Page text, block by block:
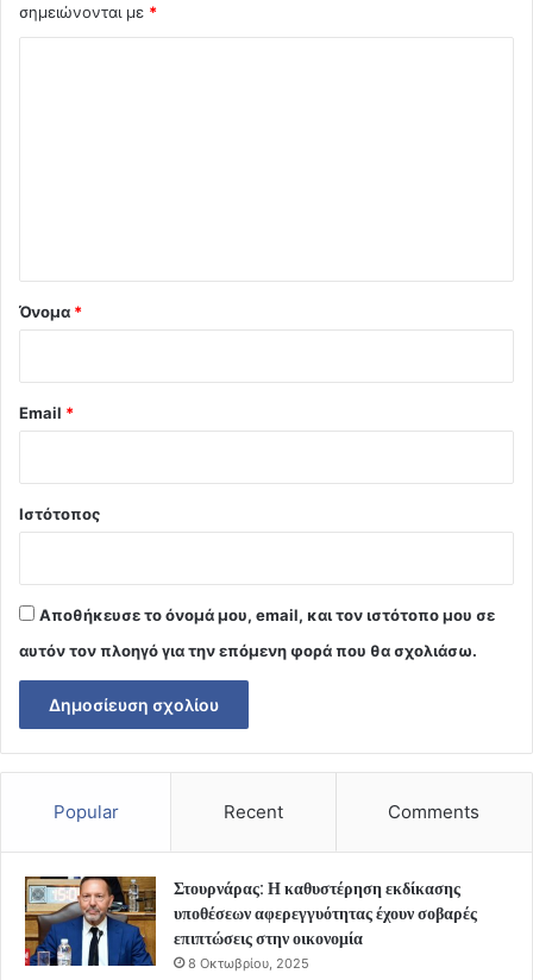
σημειώνονται με *
Όνομα *
Email *
Ιστότοπος
Αποθήκευσε το όνομά μου, email, και τον ιστότοπο μου σε
αυτόν τον πλοηγό για την επόμενη φορά που θα σχολιάσω.
Popular Recent Comments
Στουρνάρας: Η καθυστέρηση εκδίκασης
υποθέσεων αφερεγγυότητας έχουν σοβαρές
επιπτώσεις στην οικονομία
8 Οκτωβρίου, 2025